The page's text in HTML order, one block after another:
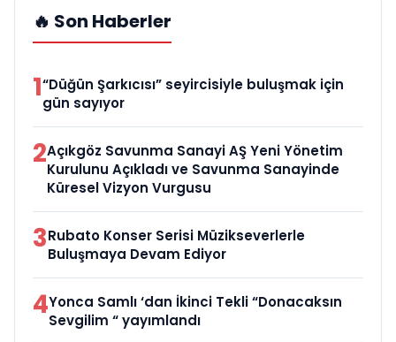
🔥 Son Haberler
1“Düğün Şarkıcısı” seyircisiyle buluşmak için
gün sayıyor
2Açıkgöz Savunma Sanayi AŞ Yeni Yönetim
Kurulunu Açıkladı ve Savunma Sanayinde
Küresel Vizyon Vurgusu
3Rubato Konser Serisi Müzikseverlerle
Buluşmaya Devam Ediyor
4Yonca Samlı ‘dan İkinci Tekli “Donacaksın
Sevgilim “ yayımlandı